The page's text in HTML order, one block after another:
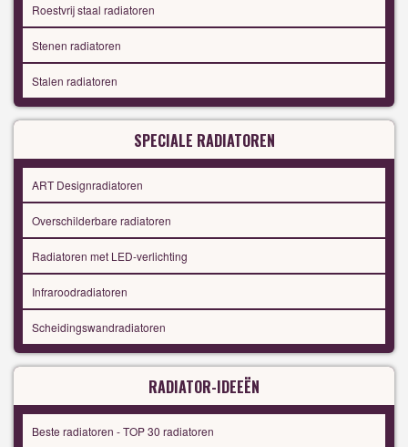
Roestvrij staal radiatoren
Stenen radiatoren
Stalen radiatoren
SPECIALE RADIATOREN
ART Designradiatoren
Overschilderbare radiatoren
Radiatoren met LED-verlichting
Infraroodradiatoren
Scheidingswandradiatoren
RADIATOR-IDEEËN
Beste radiatoren - TOP 30 radiatoren